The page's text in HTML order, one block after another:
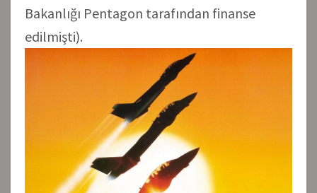
Bakanlığı Pentagon tarafından finanse
edilmişti).